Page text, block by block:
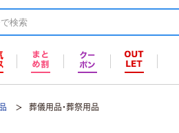
葬儀用品・葬祭用品